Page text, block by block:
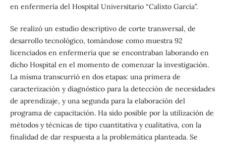
en enfermería del Hospital Universitario “Calixto García”.
Se realizó un estudio descriptivo de corte transversal, de
desarrollo tecnológico, tomándose como muestra 92
licenciados en enfermería que se encontraban laborando en
dicho Hospital en el momento de comenzar la investigación.
La misma transcurrió en dos etapas: una primera de
caracterización y diagnóstico para la detección de necesidades
de aprendizaje, y una segunda para la elaboración del
programa de capacitación. Ha sido posible por la utilización de
métodos y técnicas de tipo cuantitativa y cualitativa, con la
finalidad de dar respuesta a la problemática planteada. Se